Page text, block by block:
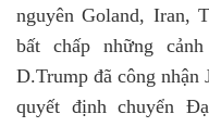
nguyên Goland, Iran,
bất chấp những
D.Trump đã công nhận
quyết định chuyển